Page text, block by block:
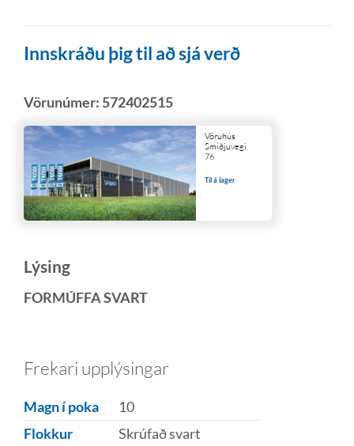
Innskráðu þig til að sjá verð
Vörunúmer: 572402515
Vöruhús
Smiðjuvegi
76
Til á lager
Lýsing
FORMÚFFA SVART
Frekari upplýsingar
Magn í poka
10
Flokkur
Skrúfað svart